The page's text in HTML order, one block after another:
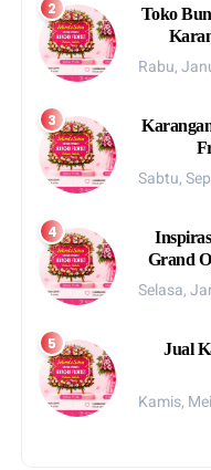
Toko
Rabu,
Sabtu,
Grand
Selasa,
Jual
Kamis,